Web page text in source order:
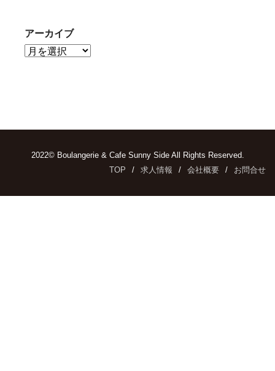
アーカイブ
2022© Boulangerie & Cafe Sunny Side All Rights Reserved.
TOP
求人情報 会社概要 お問合せ